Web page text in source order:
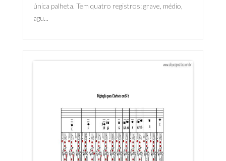
única palheta. Tem quatro registros: grave, médio,
agu...